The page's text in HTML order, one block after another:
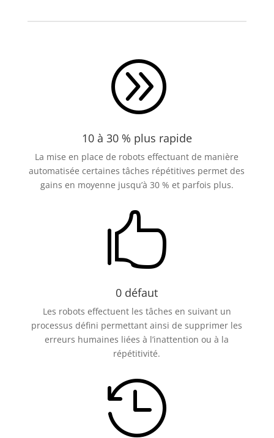
A
10 à 30 % plus rapide
La mise en place de robots effectuant de manière
automatisée certaines tâches répétitives permet des
gains en moyenne jusqu’à 30 % et parfois plus.

0 défaut
Les robots effectuent les tâches en suivant un
processus défini permettant ainsi de supprimer les
erreurs humaines liées à l’inattention ou à la
répétitivité.
